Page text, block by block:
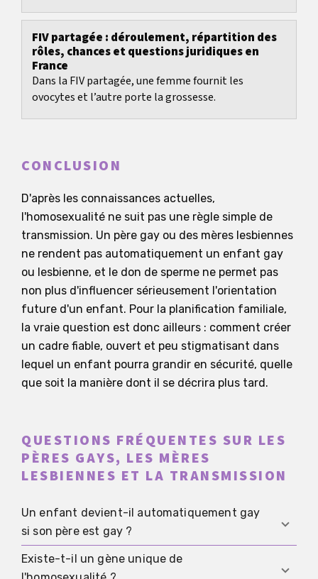
FIV partagée : déroulement, répartition des
rôles, chances et questions juridiques en
France
Dans la FIV partagée, une femme fournit les
ovocytes et l’autre porte la grossesse.
CONCLUSION
D'après les connaissances actuelles,
l'homosexualité ne suit pas une règle simple de
transmission. Un père gay ou des mères lesbiennes
ne rendent pas automatiquement un enfant gay
ou lesbienne, et le don de sperme ne permet pas
non plus d'influencer sérieusement l'orientation
future d'un enfant. Pour la planification familiale,
la vraie question est donc ailleurs : comment créer
un cadre fiable, ouvert et peu stigmatisant dans
lequel un enfant pourra grandir en sécurité, quelle
que soit la manière dont il se décrira plus tard.
QUESTIONS FRÉQUENTES SUR LES
PÈRES GAYS, LES MÈRES
LESBIENNES ET LA TRANSMISSION
Un enfant devient-il automatiquement gay
si son père est gay ?
Non. L'orientation sexuelle d'un parent n'est pas
Existe-t-il un gène unique de